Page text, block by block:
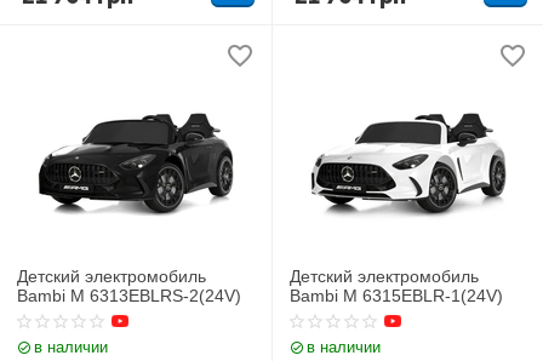
Детский электромобиль
Bambi M 6313EBLRS-2(24V)
в наличии
Детский электромобиль
Bambi M 6315EBLR-1(24V)
в наличии